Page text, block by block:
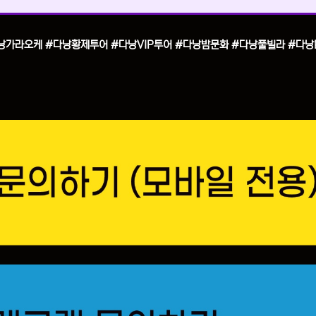
가라오케 #다낭황제투어 #다낭VIP투어 #다낭밤문화 #다낭풀빌라 #다낭